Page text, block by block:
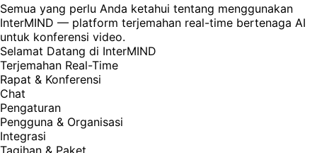
Semua yang perlu Anda ketahui tentang menggunakan
InterMIND — platform terjemahan real-time bertenaga AI
untuk konferensi video.
Selamat Datang di InterMIND
Terjemahan Real-Time
Rapat & Konferensi
Chat
Pengaturan
Pengguna & Organisasi
Integrasi
Tagihan & Paket